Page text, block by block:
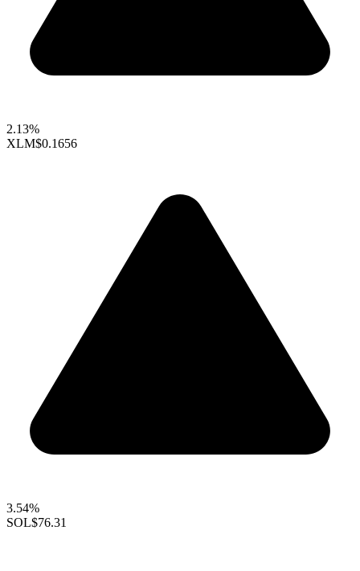
2.13%
XLM$0.1656
3.54%
SOL$76.31